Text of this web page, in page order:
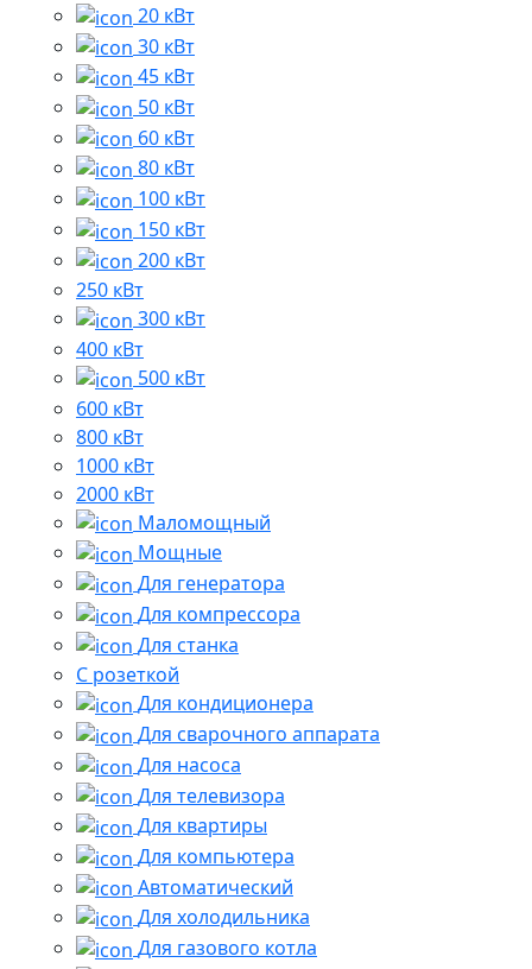
20 кВт
30 кВт
45 кВт
50 кВт
60 кВт
80 кВт
100 кВт
150 кВт
200 кВт
250 кВт
300 кВт
400 кВт
500 кВт
600 кВт
800 кВт
1000 кВт
2000 кВт
Маломощный
Мощные
Для генератора
Для компрессора
Для станка
C розеткой
Для кондиционера
Для сварочного аппарата
Для насоса
Для телевизора
Для квартиры
Для компьютера
Автоматический
Для холодильника
Для газового котла